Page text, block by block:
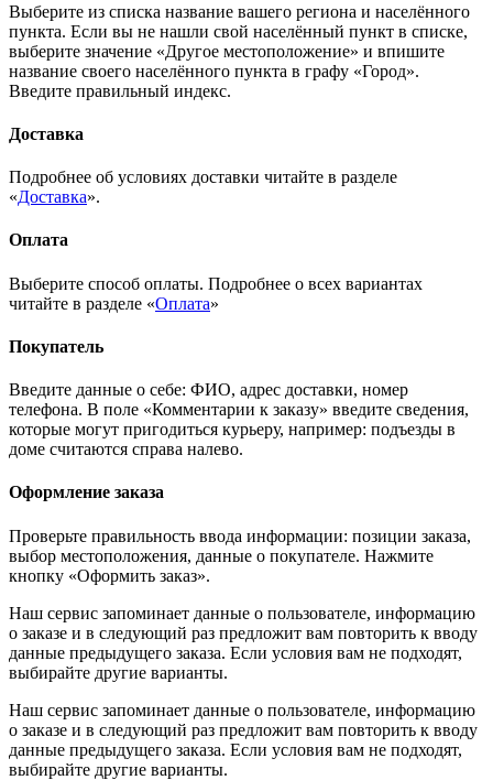
Выберите из списка название вашего региона и населённого
пункта. Если вы не нашли свой населённый пункт в списке,
выберите значение «Другое местоположение» и впишите
название своего населённого пункта в графу «Город».
Введите правильный индекс.
Доставка
Подробнее об условиях доставки читайте в разделе
«Доставка».
Оплата
Выберите способ оплаты. Подробнее о всех вариантах
читайте в разделе «Оплата»
Покупатель
Введите данные о себе: ФИО, адрес доставки, номер
телефона. В поле «Комментарии к заказу» введите сведения,
которые могут пригодиться курьеру, например: подъезды в
доме считаются справа налево.
Оформление заказа
Проверьте правильность ввода информации: позиции заказа,
выбор местоположения, данные о покупателе. Нажмите
кнопку «Оформить заказ».
Наш сервис запоминает данные о пользователе, информацию
о заказе и в следующий раз предложит вам повторить к вводу
данные предыдущего заказа. Если условия вам не подходят,
выбирайте другие варианты.
Наш сервис запоминает данные о пользователе, информацию
о заказе и в следующий раз предложит вам повторить к вводу
данные предыдущего заказа. Если условия вам не подходят,
выбирайте другие варианты.